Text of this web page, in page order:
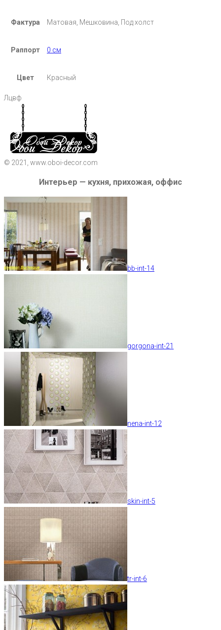
Фактура Матовая, Мешковина, Под холст
Раппорт 0 см
Цвет Красный
Лцвф
© 2021, www.oboi-decor.com
Интерьер — кухня, прихожая, оффис
bb-int-14
gorgona-int-21
nena-int-12
skin-int-5
tr-int-6